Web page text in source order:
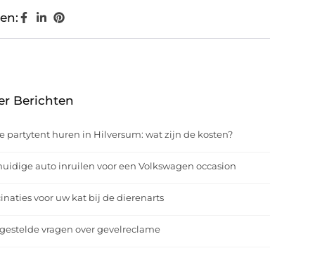
Berichten
partytent huren in Hilversum: wat zijn de kosten?
auto inruilen voor een Volkswagen occasion
voor uw kat bij de dierenarts
vragen over gevelreclame